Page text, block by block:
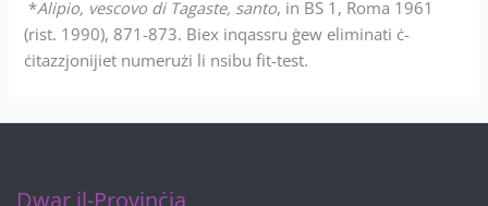
*Alipio, vescovo di Tagaste, santo, in BS 1, Roma 1961
(rist. 1990), 871-873. Biex inqassru ġew eliminati ċ-
ċitazzjonijiet numerużi li nsibu fit-test.